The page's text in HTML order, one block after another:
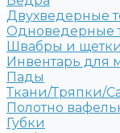
Двухведерные
Одноведерные
Швабры и щетки
Инвентарь для
Пады
Ткани/Тряпки/
Полотно
Губки